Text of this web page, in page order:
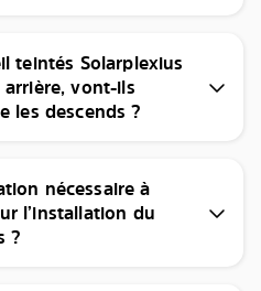
teintés Solarplexius
vont-ils
les descends ?
nécessaire à
l’installation du
?